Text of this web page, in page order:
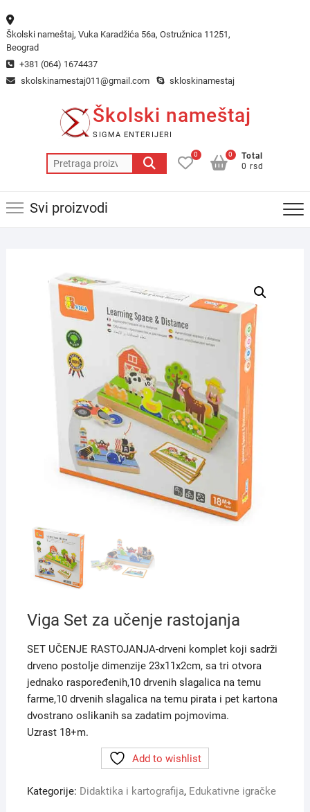
to
content
Školski nameštaj, Vuka Karadžića 56a, Ostružnica 11251,
Beograd
+381 (064) 1674437
skolskinamestaj011@gmail.com
skloskinamestaj
Školski nameštaj
SIGMA ENTERIJERI
Pretraga
za:
0
Total
0 rsd
0
Svi proizvodi
Viga Set za učenje rastojanja
SET UČENJE RASTOJANJA-drveni komplet koji sadrži
drveno postolje dimenzije 23x11x2cm, sa tri otvora
jednako raspoređenih,10 drvenih slagalica na temu
farme,10 drvenih slagalica na temu pirata i pet kartona
dvostrano oslikanih sa zadatim pojmovima.
Uzrast 18+m.
Add to wishlist
Kategorije: Didaktika i kartografija, Edukativne igračke